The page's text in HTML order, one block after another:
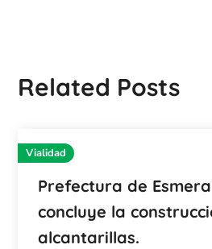
Related Posts
Vialidad
Prefectura de
concluye la
alcantarillas.